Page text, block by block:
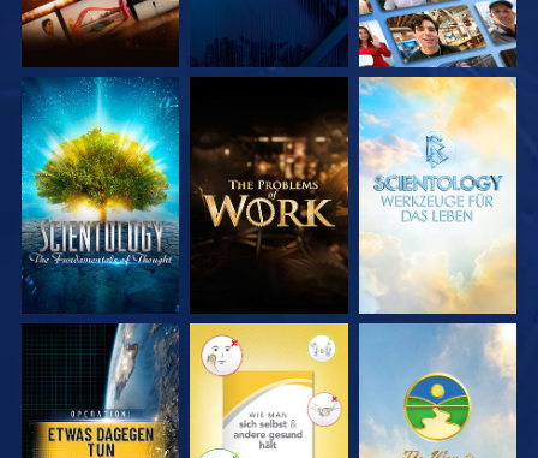
SERIE
ENTDECKEN
SERIE
ENTDECKEN
SERIE
ENTDECKEN
ANSEHEN ANSEHEN ANSEHEN